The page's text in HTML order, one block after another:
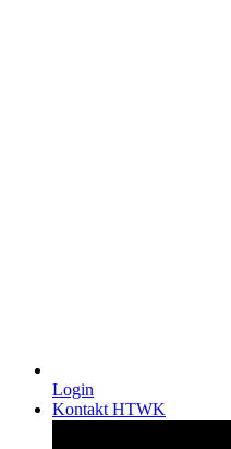
Login
Kontakt HTWK